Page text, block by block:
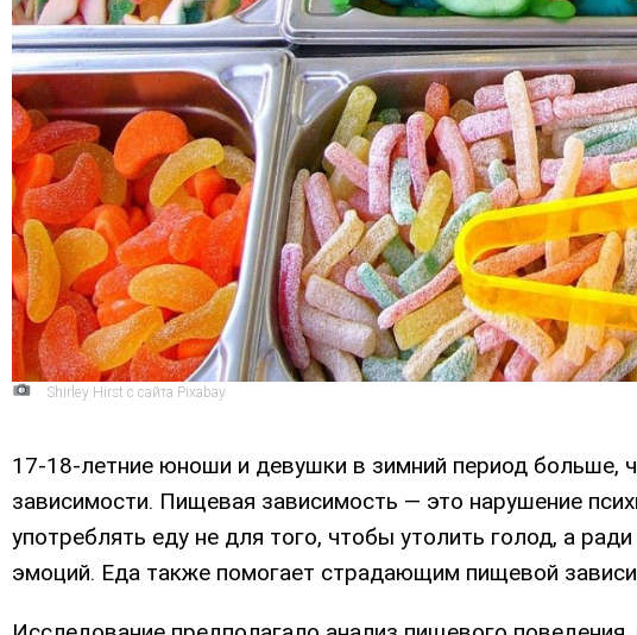
Shirley Hirst с сайта Pixabay
17-18-летние юноши и девушки в зимний период больше,
зависимости. Пищевая зависимость — это нарушение
употреблять еду не для того, чтобы утолить голод, а
эмоций. Еда также помогает страдающим пищевой